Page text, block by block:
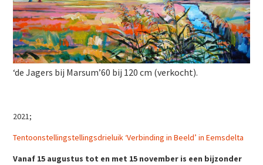
‘de Jagers bij Marsum’60 bij 120 cm (verkocht).
2021;
Tentoonstellingstellingsdrieluik ‘Verbinding in Beeld’ in Eemsdelta
Vanaf 15 augustus tot en met 15 november is een bijzonder